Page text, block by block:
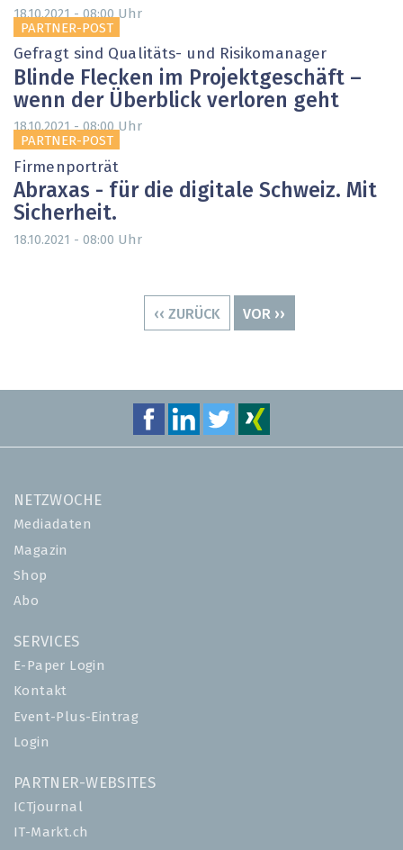
18.10.2021 - 08:00 Uhr
PARTNER-POST
Gefragt sind Qualitäts- und Risikomanager
Blinde Flecken im Projektgeschäft –
wenn der Überblick verloren geht
18.10.2021 - 08:00Uhr
PARTNER-POST
Firmenporträt
Abraxas - für die digitale Schweiz. Mit
Sicherheit.
18.10.2021 - 08:00 Uhr
VORHERIGE
‹‹ ZURÜCK
NÄCHSTE
VOR ››
NETZWOCHE
Mediadaten
Magazin
Shop
Abo
SERVICES
E-Paper Login
Kontakt
Event-Plus-Eintrag
Login
PARTNER-WEBSITES
ICTjournal
IT-Markt.ch